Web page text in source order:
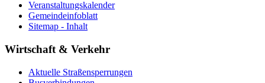
Veranstaltungskalender
Gemeindeinfoblatt
Sitemap - Inhalt
Wirtschaft & Verkehr
Aktuelle Straßensperrungen